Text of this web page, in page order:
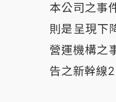
本公司之事
則是呈現下
營運機構之
告之新幹線